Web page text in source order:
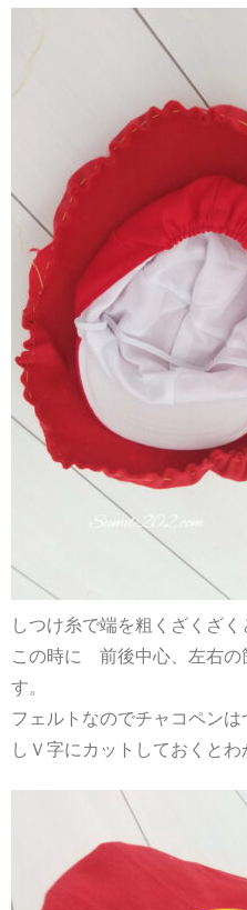
しつけ糸で端を粗くざくざく
この時に 前後中心、左右の
す。
フェルトなのでチャコペン
しＶ字にカットしておくとわ